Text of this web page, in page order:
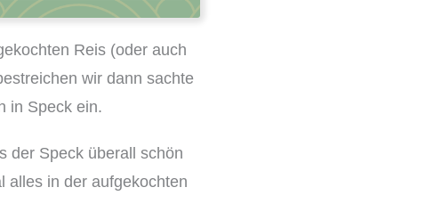
Reis (oder auch
wir dann sachte
in Speck ein.
der Speck überall schön
alles in der aufgekochten